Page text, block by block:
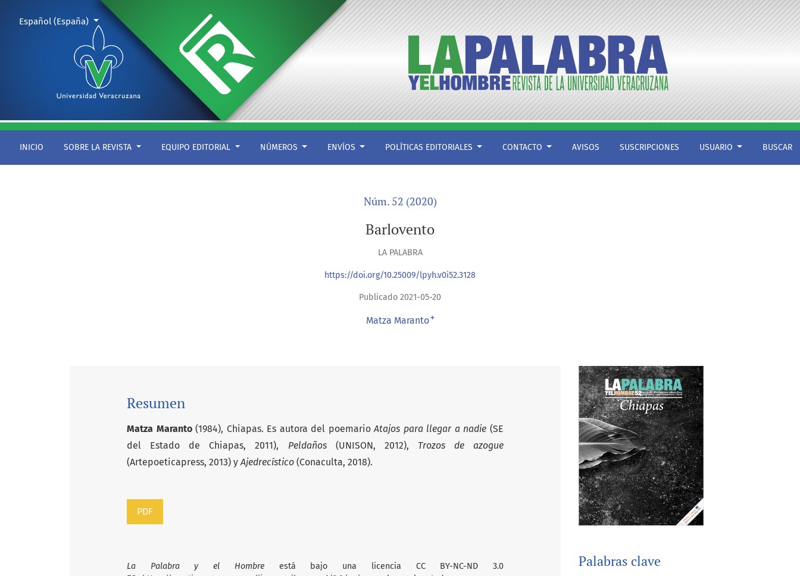
INICIO SOBRE LA REVISTA EQUIPO EDITORIAL NÚMEROS ENVÍOS POLÍTICAS EDITORIALES CONTACTO AVISOS SUSCRIPCIONES USUARIO BUSCAR
Cambiar el idioma. El actual es:
Español (España)
Núm. 52 (2020)
Barlovento
LA PALABRA
https://doi.org/10.25009/lpyh.v0i52.3128
Publicado 2021-05-20
Matza Maranto+
Palabras clave
Resumen
Matza Maranto(1984), Chiapas. Es autora del poemarioAtajos para llegar a nadie (SE
del Estado de Chiapas, 2011), Peldaños(UNISON, 2012), Trozos de azogue
(Artepoeticapress, 2013) yAjedrecístico (Conaculta, 2018).
PDF
La Palabra y el Hombreestá bajo una licencia CC BY-NC-ND 3.0